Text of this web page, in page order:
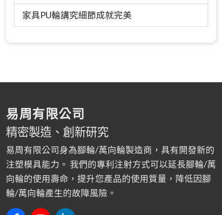
家具PU輪講究細節成就完美
易周有限公司
精密製造、創新研究
易周有限公司身為腳輪/萬向輪製造商，具有開發新的
注塑模具能力。 我們的專利注射方式可以延長腳輪/萬
向輪的使用壽命，提升您產品的使用質量，降低因腳
輪/萬向輪產生的故障風險。